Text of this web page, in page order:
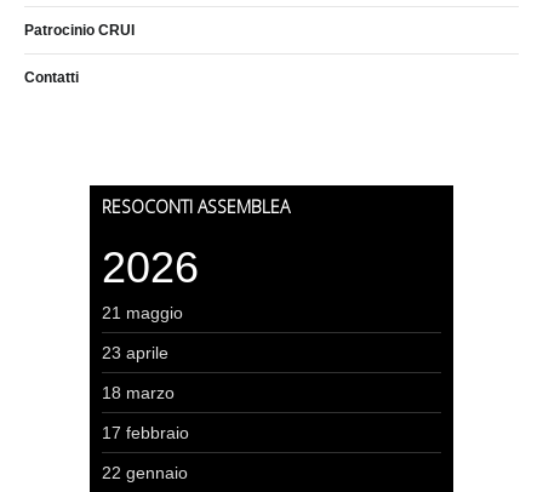
Patrocinio CRUI
Contatti
RESOCONTI ASSEMBLEA
2026
21 maggio
23 aprile
18 marzo
17 febbraio
22 gennaio